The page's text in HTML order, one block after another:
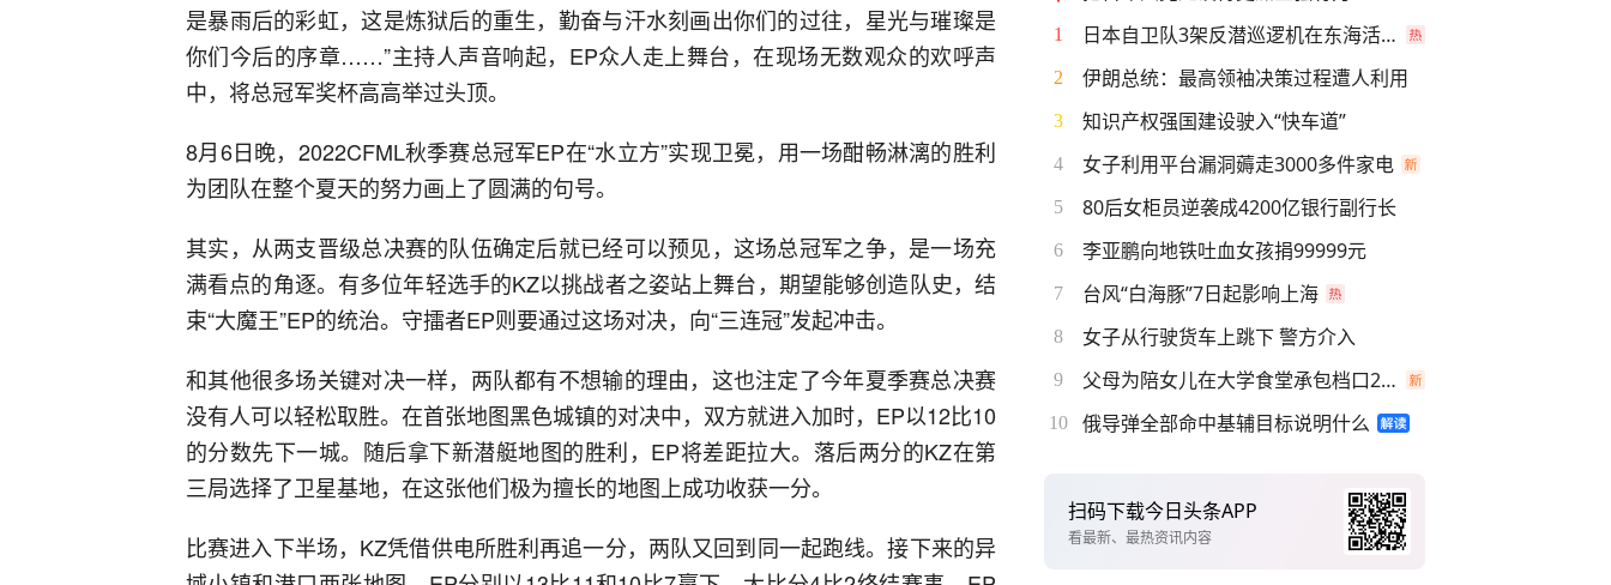
是暴雨后的彩虹，这是炼狱后的重生，勤奋与汗水刻画出你们的过往，星光与璀璨是
你们今后的序章……”主持人声音响起，EP众人走上舞台，在现场无数观众的欢呼声
中，将总冠军奖杯高高举过头顶。
8月6日晚，2022CFML秋季赛总冠军EP在“水立方”实现卫冕，用一场酣畅淋漓的胜利
为团队在整个夏天的努力画上了圆满的句号。
其实，从两支晋级总决赛的队伍确定后就已经可以预见，这场总冠军之争，是一场充
满看点的角逐。有多位年轻选手的KZ以挑战者之姿站上舞台，期望能够创造队史，结
束“大魔王”EP的统治。守擂者EP则要通过这场对决，向“三连冠”发起冲击。
和其他很多场关键对决一样，两队都有不想输的理由，这也注定了今年夏季赛总决赛
没有人可以轻松取胜。在首张地图黑色城镇的对决中，双方就进入加时，EP以12比10
的分数先下一城。随后拿下新潜艇地图的胜利，EP将差距拉大。落后两分的KZ在第
三局选择了卫星基地，在这张他们极为擅长的地图上成功收获一分。
比赛进入下半场，KZ凭借供电所胜利再追一分，两队又回到同一起跑线。接下来的异
1 日本自卫队3架反潜巡逻机在东海活动
2 伊朗总统：最高领袖决策过程遭人利用
3 知识产权强国建设驶入“快车道”
4 女子利用平台漏洞薅走3000多件家电
5 80后女柜员逆袭成4200亿银行副行长
6 李亚鹏向地铁吐血女孩捐99999元
7 台风“白海豚”7日起影响上海
8 女子从行驶货车上跳下 警方介入
9 父母为陪女儿在大学食堂承包档口2年
10 俄导弹全部命中基辅目标说明什么
扫码下载今日头条APP
看最新、最热资讯内容